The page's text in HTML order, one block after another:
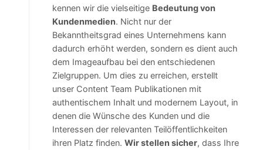
kennen wir die vielseitige Bedeutung von
Kundenmedien. Nicht nur der
Bekanntheitsgrad eines Unternehmens kann
dadurch erhöht werden, sondern es dient auch
dem Imageaufbau bei den entschiedenen
Zielgruppen. Um dies zu erreichen, erstellt
unser Content Team Publikationen mit
authentischem Inhalt und modernem Layout, in
denen die Wünsche des Kunden und die
Interessen der relevanten Teilöffentlichkeiten
ihren Platz finden. Wir stellen sicher, dass Ihre